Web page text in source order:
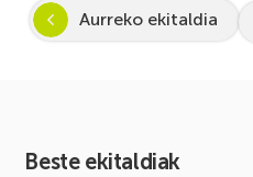
Aurreko ekitaldia
Beste ekitaldiak